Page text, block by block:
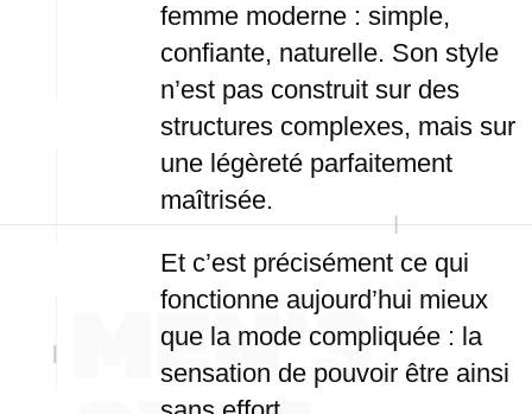
femme moderne : simple,
confiante, naturelle. Son style
n’est pas construit sur des
structures complexes, mais sur
une légèreté parfaitement
maîtrisée.
Et c’est précisément ce qui
fonctionne aujourd’hui mieux
que la mode compliquée : la
sensation de pouvoir être ainsi